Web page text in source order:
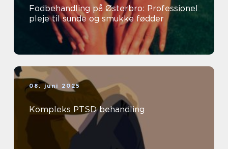
Fodbehandling på Østerbro: Professionel
pleje til sunde og smukke fødder
08. juni 2025
Kompleks PTSD behandling